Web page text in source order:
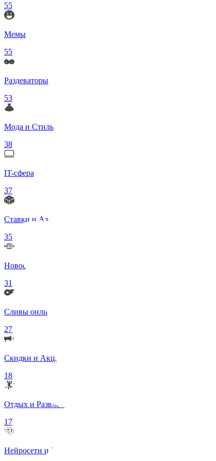
55
Мемы
55
Раздеваторы
53
Мода и Стиль
38
IT-сфера
37
Ставки и Азартные игры
35
Новости в мире
31
Сливы онлифанс моделей 18+
27
Скидки и Акции
18
Отдых и Развлечения
17
Нейросети и ИИ